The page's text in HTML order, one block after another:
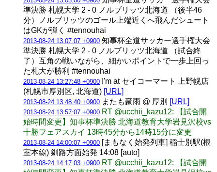
準決勝 札幌大学 2 - 0 ノルブリッツ北海道 （後半46
分）ノルブリッツのゴール上端近くへ飛んだシュート
はGKが弾く #tennouhai
2013-08-24 13:07:07 +0900 知事杯全道サッカー選手権大会
準決勝 札幌大学 2 - 0 ノルブリッツ北海道 （試合終
了）互角の戦いながら、細かいポイントで一歩上回っ
た札大が勝利 #tennouhai
2013-08-24 13:27:48 +0900 I'm at セイコーマート 上野幌店
(札幌市厚別区, 北海道) [URL]
2013-08-24 13:48:40 +0900 またも豪雨 @ 厚別 [URL]
2013-08-24 13:57:07 +0900 RT @ucchii_kazu12: 【試合開
始時間変更】知事杯準決勝 北海道教育大学岩見沢校vs
十勝フェアスカイ 13時45分から14時15分に変更
2013-08-24 14:00:07 +0900 [まもなく始発列車] 稲士別駅(根
室本線) 釧路方面始発 14:08 [auto]
2013-08-24 14:17:03 +0900 RT @ucchii_kazu12: 【試合開